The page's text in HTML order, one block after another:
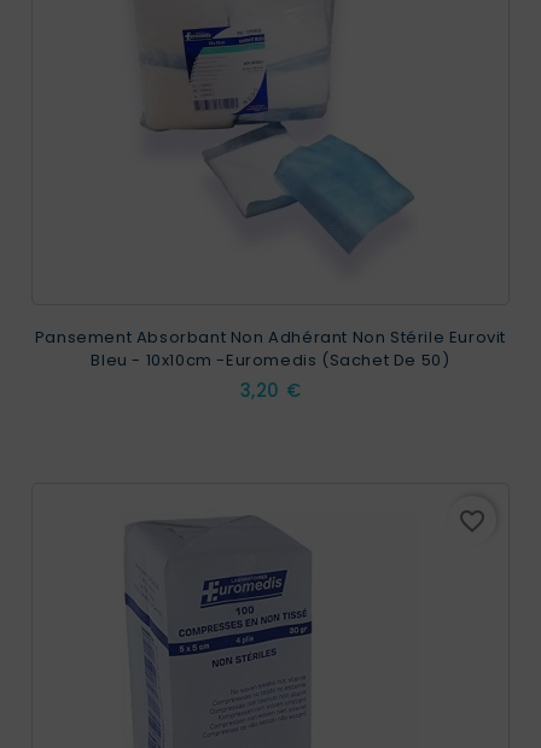
Pansement Absorbant Non Adhérant Non Stérile Eurovit
Bleu - 10x10cm -Euromedis (Sachet De 50)
Prix
3,20 €
favorite_border